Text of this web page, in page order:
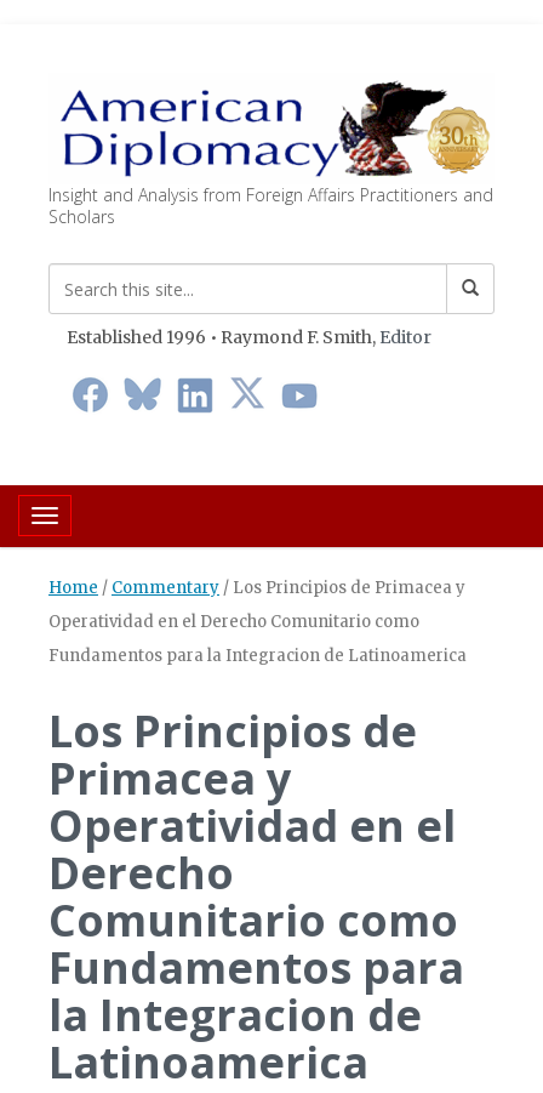
Insight and Analysis from Foreign Affairs Practitioners and
Scholars
Established 1996 • Raymond F. Smith, Editor
Toggle navigation
Home / Commentary / Los Principios de Primacea y
Operatividad en el Derecho Comunitario como
Fundamentos para la Integracion de Latinoamerica
Los Principios de
Primacea y
Operatividad en el
Derecho
Comunitario como
Fundamentos para
la Integracion de
Latinoamerica